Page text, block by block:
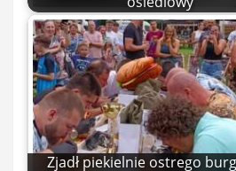
Zjadł piekielnie ostrego